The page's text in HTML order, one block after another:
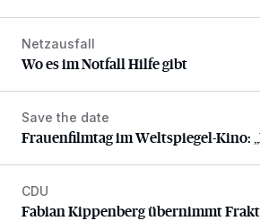
Wo es im Notfall Hilfe gibt
Netzausfall
Wo es im Notfall Hilfe gibt
Frauenfilmtag im Weltspiegel-Kino:
Save the date
Frauenfilmtag im Weltspiegel-Kino:
Fabian Kippenberg übernimmt
CDU
Fabian Kippenberg übernimmt